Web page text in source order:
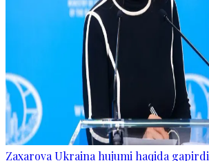
Zaxarova Ukraina hujumi haqida gapirdi